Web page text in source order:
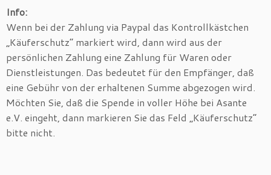
Info:
Wenn bei der Zahlung via Paypal das Kontrollkästchen
„Käuferschutz“ markiert wird, dann wird aus der
persönlichen Zahlung eine Zahlung für Waren oder
Dienstleistungen. Das bedeutet für den Empfänger, daß
eine Gebühr von der erhaltenen Summe abgezogen wird.
Möchten Sie, daß die Spende in voller Höhe bei Asante
e.V. eingeht, dann markieren Sie das Feld „Käuferschutz“
bitte nicht.